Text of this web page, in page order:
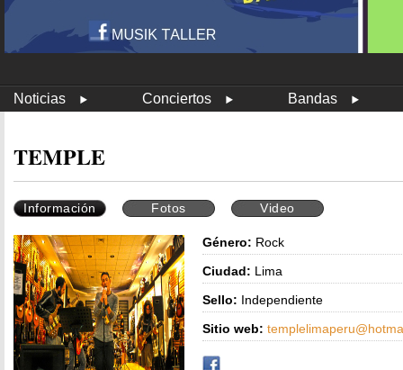
Noticias Conciertos Bandas
TEMPLE
Información Fotos Video
Género: Rock
Ciudad: Lima
Sello: Independiente
Sitio web: